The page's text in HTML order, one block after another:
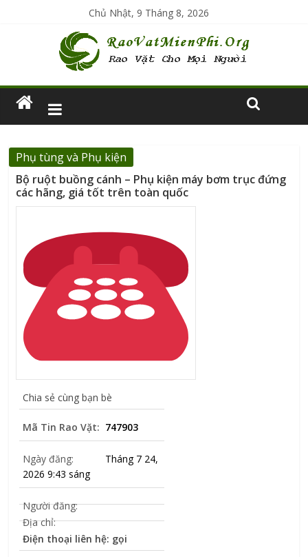
Chủ Nhật, 9 Tháng 8, 2026
Phụ tùng và Phụ kiện
Bộ ruột buồng cánh – Phụ kiện máy bơm trục đứng
các hãng, giá tốt trên toàn quốc
Chia sẻ cùng bạn bè
Mã Tin Rao Vặt: 747903
Ngày đăng:
Tháng 7 24,
2026 9:43 sáng
Người đăng:
Địa chỉ:
Điện thoại liên hệ: gọi